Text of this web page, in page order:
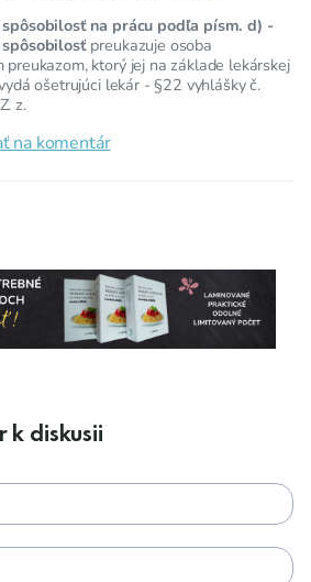
na prácu podľa písm. d) -
preukazuje osoba
preukazom, ktorý jej na základe lekárskej
ošetrujúci lekár - §22 vyhlášky č.
z.
na komentár
k diskusii